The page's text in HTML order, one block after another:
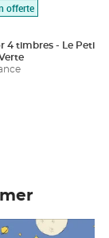
offerte
4 timbres - Le Petit